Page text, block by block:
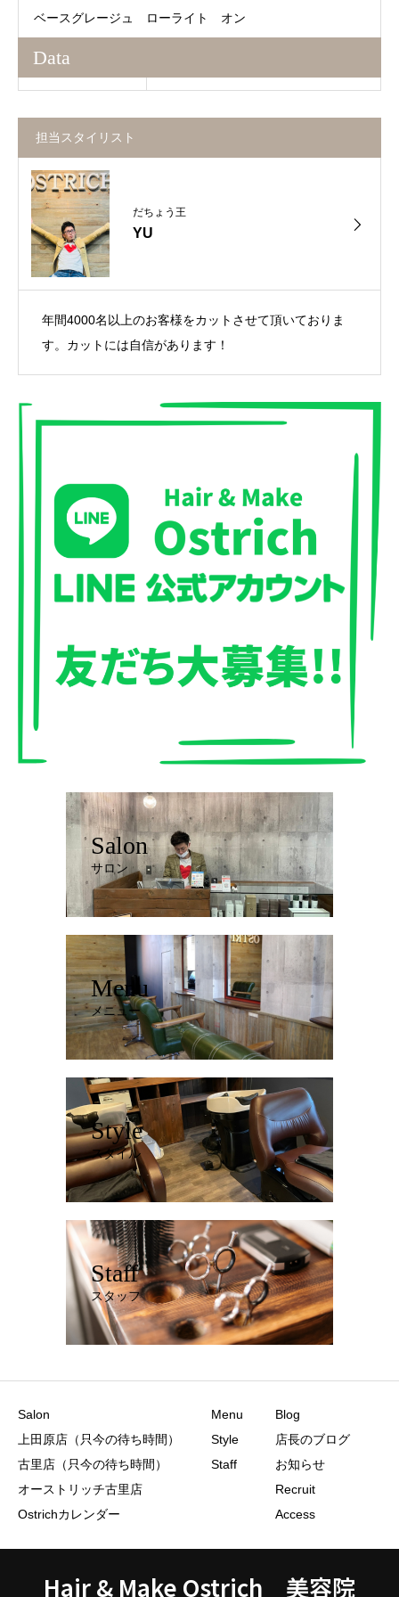
ベースグレージュ ローライト オン
Data
担当スタイリスト
だちょう王
YU
年間4000名以上のお客様をカットさせて頂いておりま
す。カットには自信があります！
Salon
サロン
Menu
メニュー
Style
スタイル
Staff
スタッフ
Salon
上田原店（只今の待ち時間）
古里店（只今の待ち時間）
オーストリッチ古里店
Ostrichカレンダー
Menu
Style
Staff
Blog
店長のブログ
お知らせ
Recruit
Access
Hair & Make Ostrich 美容院